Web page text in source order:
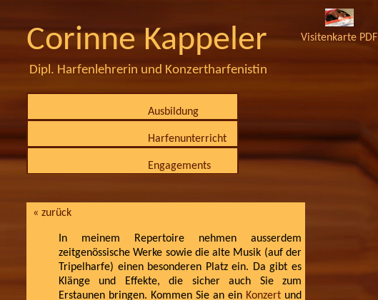
Visitenkarte PDF
Corinne Kappeler
Dipl. Harfenlehrerin und Konzertharfenistin
Ausbildung
Harfenunterricht
Engagements
« zurück
In meinem Repertoire nehmen ausserdem
zeitgenössische Werke sowie die alte Musik (auf der
Tripelharfe) einen besonderen Platz ein. Da gibt es
Klänge und Effekte, die sicher auch Sie zum
Erstaunen bringen. Kommen Sie an ein Konzert und